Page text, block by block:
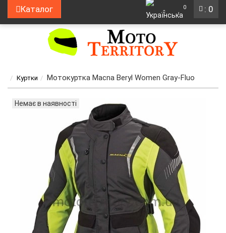
: 0
Каталог 0
Куртки Мотокуртка Macna Beryl Women Gray-Fluo
Немає в наявності